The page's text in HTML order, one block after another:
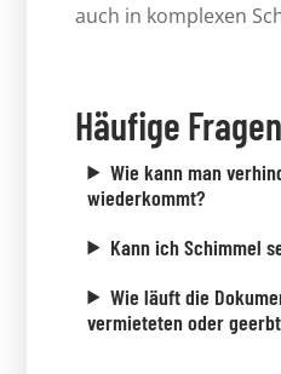
auch in komplexen
Häufige
Wie kann man
wiederkommt?
Kann ich Schimmel
Wie läuft die
vermieteten oder